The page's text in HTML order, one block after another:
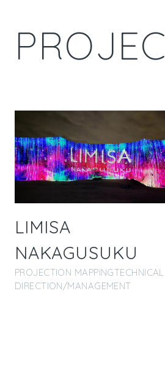
PROJEC
LIMISA
NAKAGUSUKU
PROJECTION MAPPINGTECHNICAL
DIRECTION/MANAGEMENT